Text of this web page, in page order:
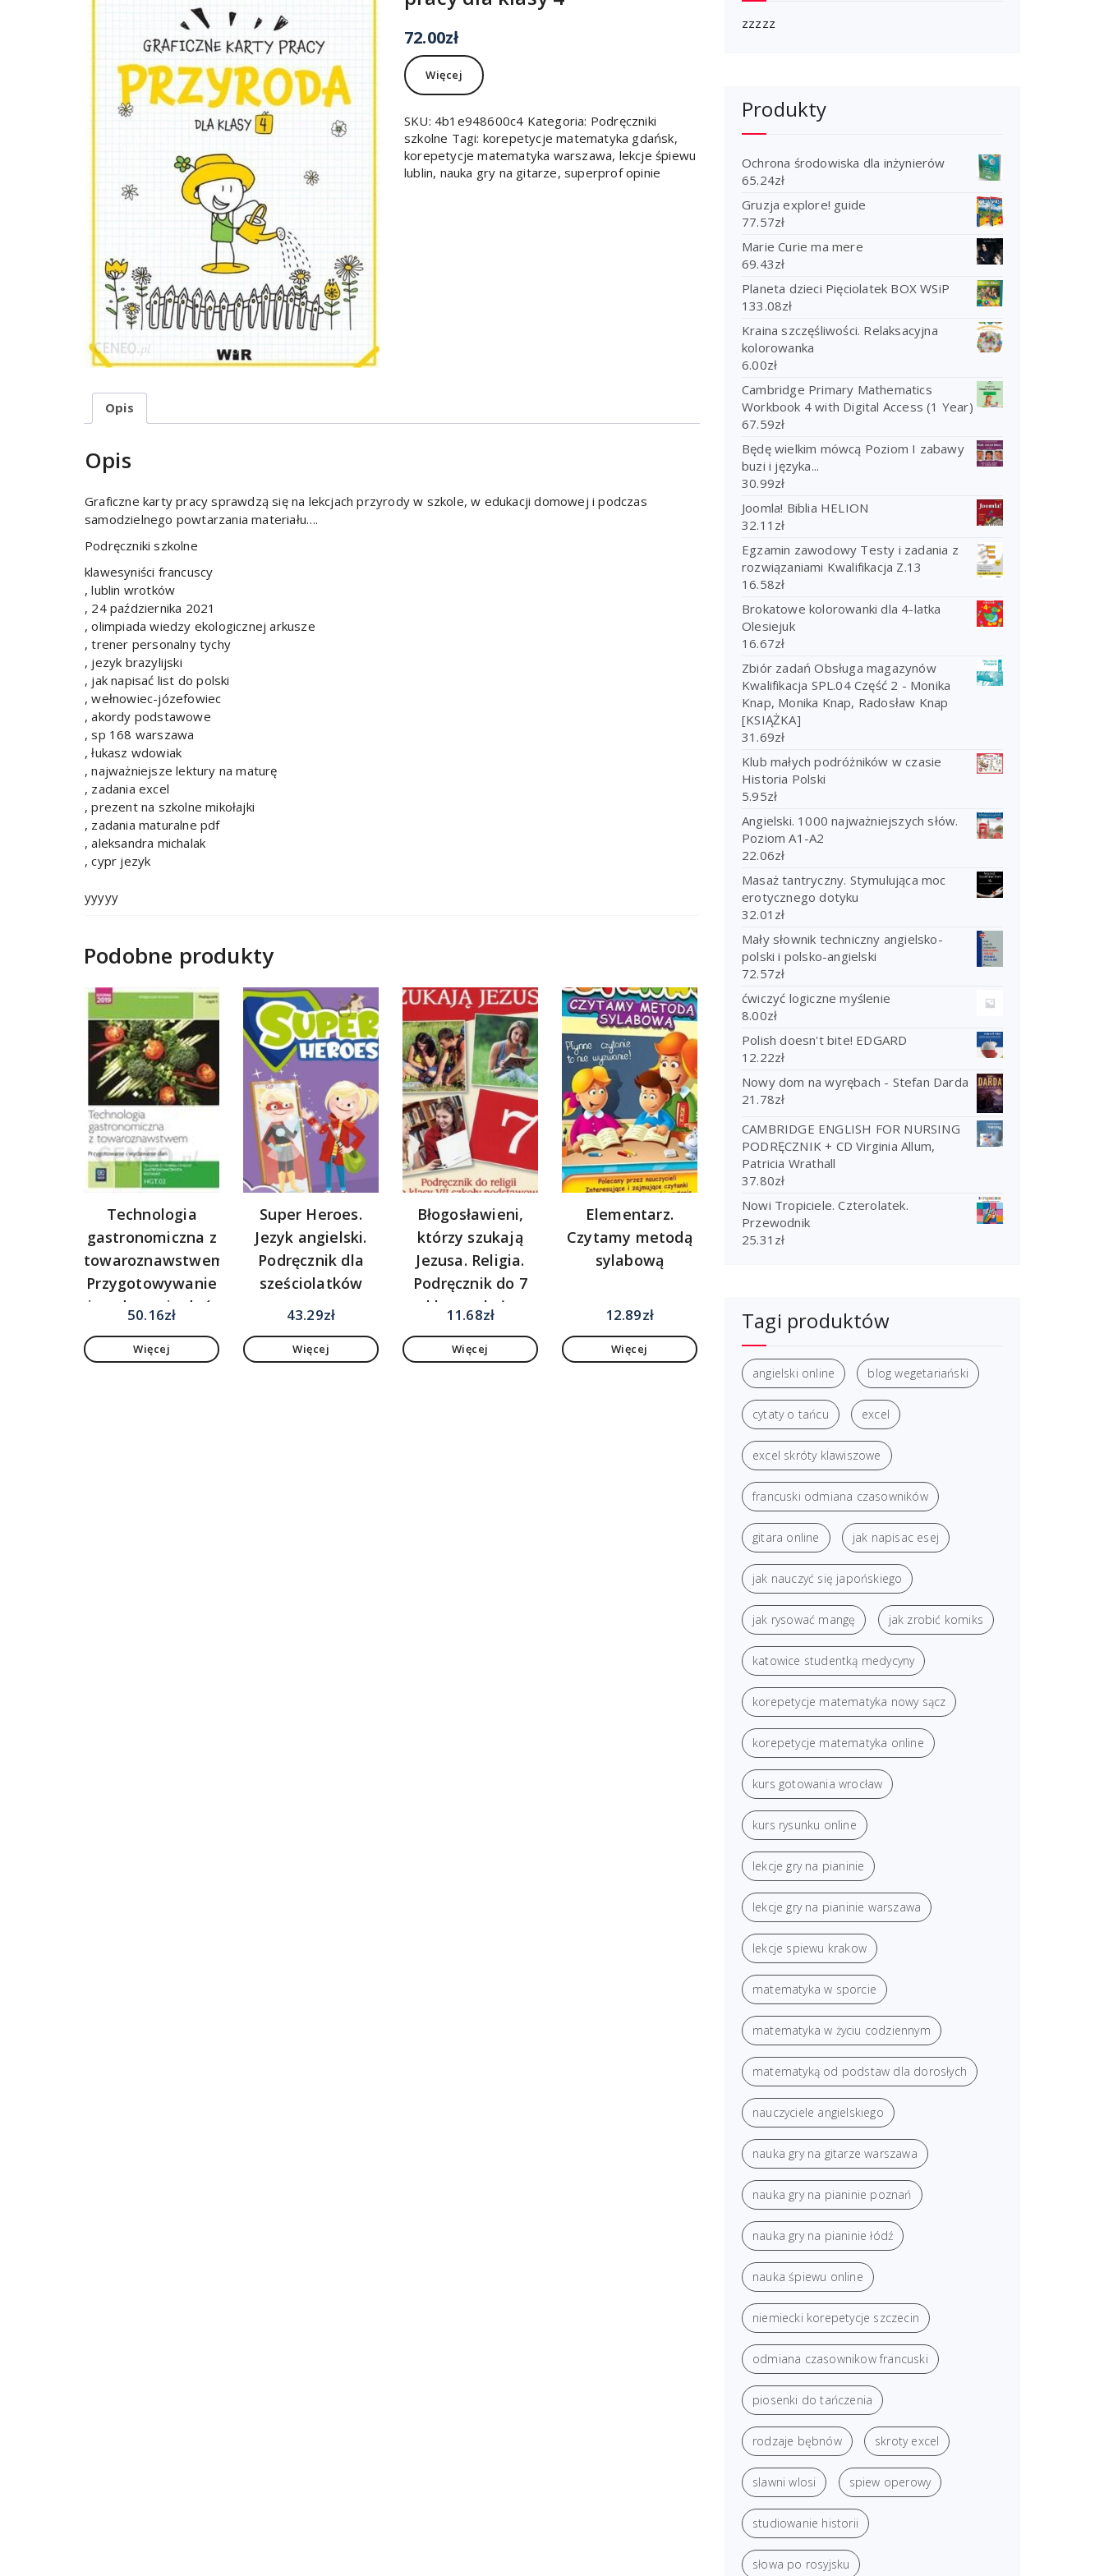
72.00zł
Więcej
SKU: 4b1e948600c4 Kategoria: Podręczniki
szkolne Tagi: korepetycje matematyka gdańsk,
korepetycje matematyka warszawa, lekcje śpiewu
lublin, nauka gry na gitarze,superprof opinie
Opis
Opis
Graficzne karty pracy sprawdzą się na lekcjach przyrody w szkole, w edukacji domowej i podczas
samodzielnego powtarzania materiału….
Podręczniki szkolne
klawesyniści francuscy
, lublin wrotków
, 24 października 2021
, olimpiada wiedzy ekologicznej arkusze
, trener personalny tychy
, jezyk brazylijski
, jak napisać list do polski
, wełnowiec-józefowiec
, akordy podstawowe
, sp 168 warszawa
, łukasz wdowiak
, najważniejsze lektury na maturę
, zadania excel
, prezent na szkolne mikołajki
, zadania maturalne pdf
, aleksandra michalak
, cypr jezyk
yyyyy
Podobne produkty
Technologia
gastronomiczna z
towaroznawstwem.
Przygotowywanie
i wydawanie dań.
HGT.02.
50.16zł
Więcej
Super Heroes.
Jezyk angielski.
Podręcznik dla
sześciolatków
43.29zł
Więcej
Błogosławieni,
którzy szukają
Jezusa. Religia.
Podręcznik do 7
klasy szkoły
11.68zł
Więcej
Elementarz.
Czytamy metodą
sylabową
12.89zł
Więcej
zzzzz
Produkty
Ochrona środowiska dla inżynierów
65.24zł
Gruzja explore! guide
77.57zł
Marie Curie ma mere
69.43zł
Planeta dzieci Pięciolatek BOX WSiP
133.08zł
Kraina szczęśliwości. Relaksacyjna
kolorowanka
6.00zł
Cambridge Primary Mathematics
Workbook 4 with Digital Access (1 Year)
67.59zł
Będę wielkim mówcą Poziom I zabawy
buzi i języka...
30.99zł
Joomla! Biblia HELION
32.11 zł
Egzamin zawodowy Testy i zadania z
rozwiązaniami Kwalifikacja Z.13
16.58zł
Brokatowe kolorowanki dla 4-latka
Olesiejuk
16.67zł
Zbiór zadań Obsługa magazynów
Kwalifikacja SPL.04 Część 2 - Monika
Knap, Monika Knap, Radosław Knap
[KSIĄŻKA]
31.69zł
Klub małych podróżników w czasie
Historia Polski
5.95zł
Angielski. 1000 najważniejszych słów.
Poziom A1-A2
22.06zł
Masaż tantryczny. Stymulująca moc
erotycznego dotyku
32.01 zł
Mały słownik techniczny angielsko-
polski i polsko-angielski
72.57zł
ćwiczyć logiczne myślenie
8.00zł
Polish doesn't bite! EDGARD
12.22zł
Nowy dom na wyrębach - Stefan Darda
21.78zł
CAMBRIDGE ENGLISH FOR NURSING
PODRĘCZNIK + CD Virginia Allum,
Patricia Wrathall
37.80zł
Nowi Tropiciele. Czterolatek.
Przewodnik
25.31 zł
Tagi produktów
angielski online blog wegetariański
cytaty o tańcu excel
excel skróty klawiszowe
francuski odmiana czasowników
gitara online jak napisac esej
jak nauczyć się japońskiego
jak rysować mangę jak zrobić komiks
katowice studentką medycyny
korepetycje matematyka nowy sącz
korepetycje matematyka online
kurs gotowania wrocław
kurs rysunku online
lekcje gry na pianinie
lekcje gry na pianinie warszawa
lekcje spiewu krakow
matematyka w sporcie
matematyka w życiu codziennym
matematyką od podstaw dla dorosłych
nauczyciele angielskiego
nauka gry na gitarze warszawa
nauka gry na pianinie poznań
nauka gry na pianinie łódź
nauka śpiewu online
niemiecki korepetycje szczecin
odmiana czasownikow francuski
piosenki do tańczenia
rodzaje bębnów skroty excel
slawni wlosi spiew operowy
studiowanie historii
słowa po rosyjsku